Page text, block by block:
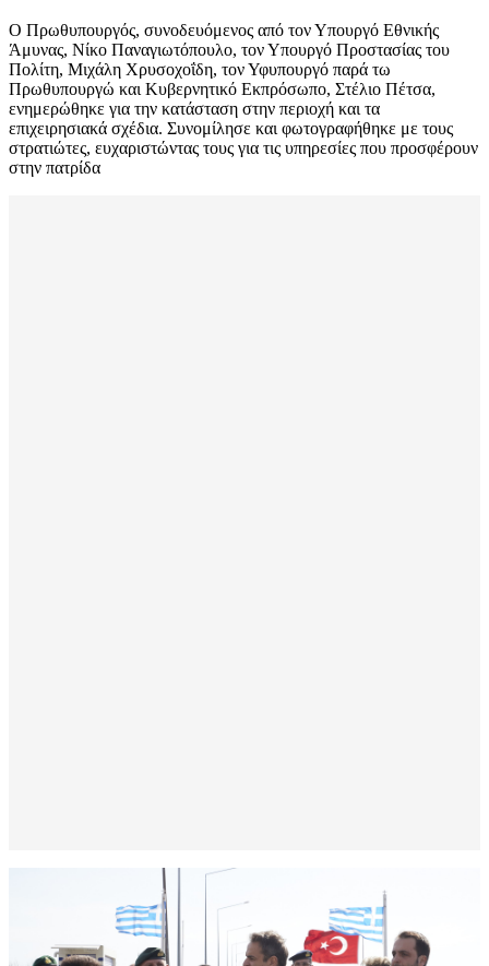
Ο Πρωθυπουργός, συνοδευόμενος από τον Υπουργό Εθνικής
Άμυνας, Νίκο Παναγιωτόπουλο, τον Υπουργό Προστασίας του
Πολίτη, Μιχάλη Χρυσοχοΐδη, τον Υφυπουργό παρά τω
Πρωθυπουργώ και Κυβερνητικό Εκπρόσωπο, Στέλιο Πέτσα,
ενημερώθηκε για την κατάσταση στην περιοχή και τα
επιχειρησιακά σχέδια. Συνομίλησε και φωτογραφήθηκε με τους
στρατιώτες, ευχαριστώντας τους για τις υπηρεσίες που προσφέρουν
στην πατρίδα